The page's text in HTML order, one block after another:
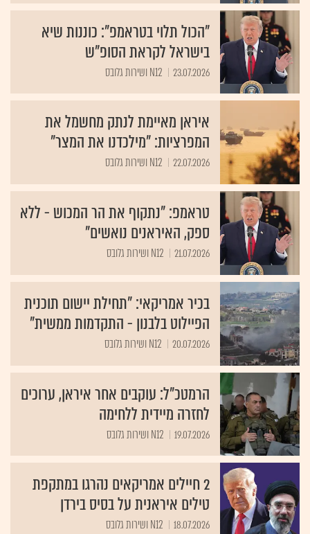
"הכול תלוי בטראמפ": כוננות שיא
בישראל לקראת הסופ"ש
23.07.2026 N12 ושירות גלובס
איראן מאיימת לנתק מחשמל את
המפרציות: "מילכדנו את המצר"
22.07.2026 N12 ושירות גלובס
טראמפ: "נתקוף את הר המכוש - ללא
ספק, האיראנים נואשים"
21.07.2026 N12 ושירות גלובס
בכיר אמריקאי: "תחילת יישום תוכנית
הפיילוט בלבנון - התקדמות ממשית"
20.07.2026 N12 ושירות גלובס
הרמטכ"ל: עוקבים אחר איראן, ערוכים
לחזרה מיידית ללחימה
19.07.2026 N12 ושירות גלובס
2 חיילים אמריקאים נהרגו במתקפת
טילים איראנית על בסיס בירדן
18.07.2026 N12 ושירות גלובס